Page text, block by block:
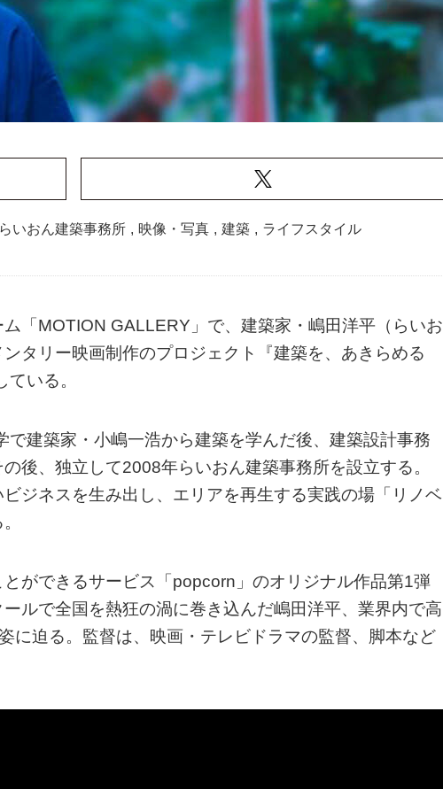
らいおん建築事務所 , 映像・写真 , 建築 , ライフスタイル
「MOTION GALLERY」で、建築家・嶋田洋平（らいお
タリー映画制作のプロジェクト『建築を、あきらめる
いる。
建築家・小嶋一浩から建築を学んだ後、建築設計事務
後、独立して2008年らいおん建築事務所を設立する。
ジネスを生み出し、エリアを再生する実践の場「リノベ
ができるサービス「popcorn」のオリジナル作品第1弾
ルで全国を熱狂の渦に巻き込んだ嶋田洋平、業界内で高
に迫る。監督は、映画・テレビドラマの監督、脚本など